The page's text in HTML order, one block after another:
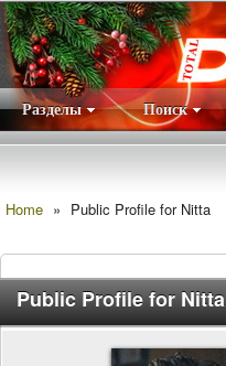
Разделы Поиск
Home » Public Profile for Nitta
Public Profile for Nitta